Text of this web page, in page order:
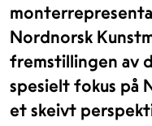
Nordnorsk
fremstillingen av
spesielt fokus på
et skeivt